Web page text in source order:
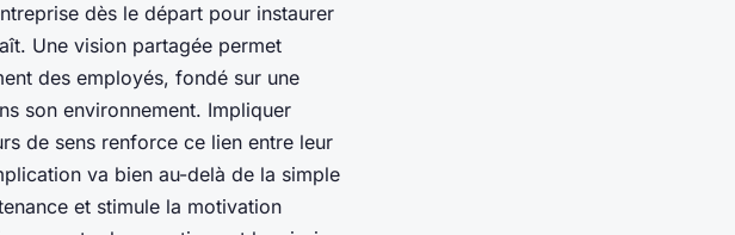
dès le départ pour instaurer
Une vision partagée permet
des employés, fondé sur une
son environnement. Impliquer
de sens renforce ce lien entre leur
va bien au-delà de la simple
et stimule la motivation